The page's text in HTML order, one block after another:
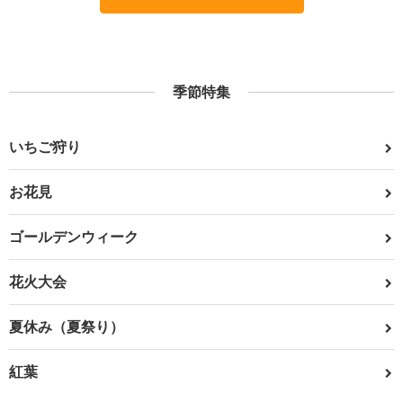
季節特集
いちご狩り
お花見
ゴールデンウィーク
花火大会
夏休み（夏祭り）
紅葉